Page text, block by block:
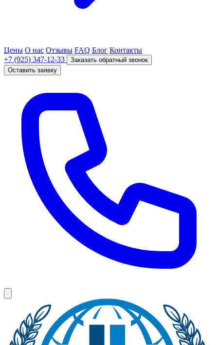
Цены О нас Отзывы FAQ Блог Контакты
+7 (925) 347-12-33
Заказать обратный звонок
Оставить заявку